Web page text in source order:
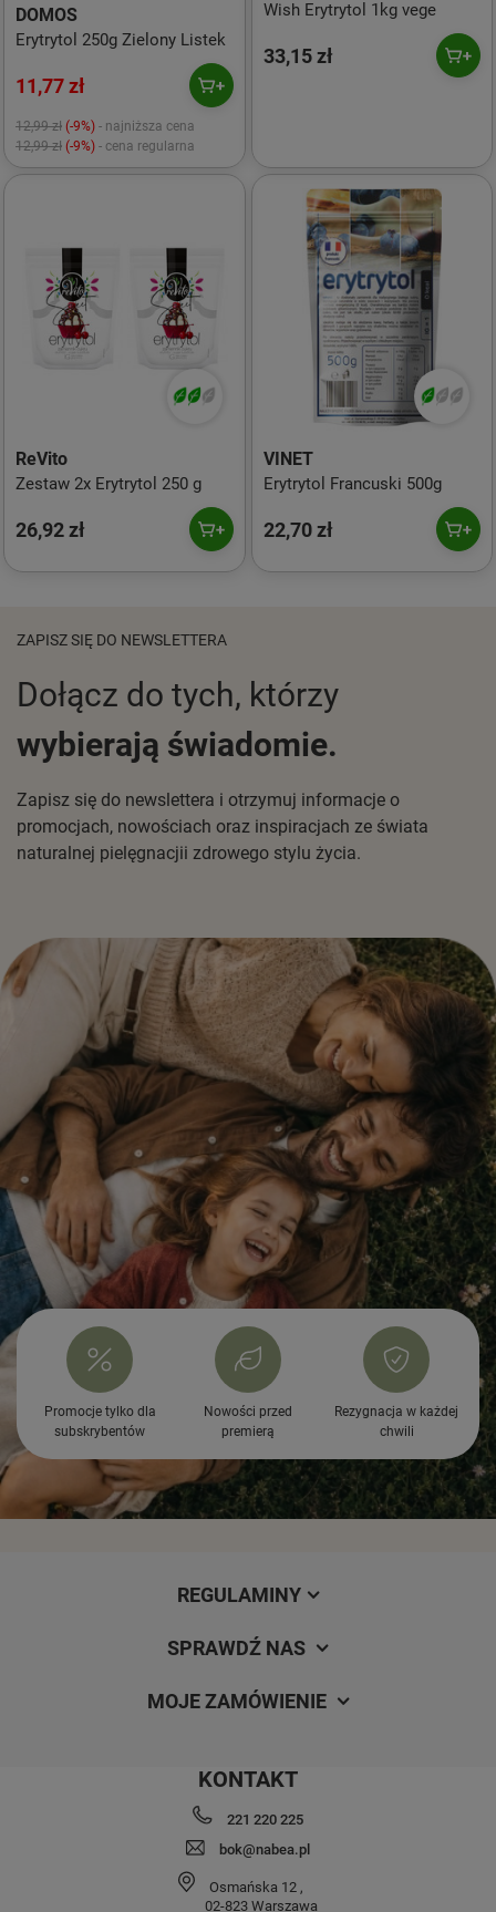
DOMOS
Erytrytol 250g Zielony Listek
11,77 zł
12,99 zł (-9%) - najniższa cena
12,99 zł (-9%) - cena regularna
Wish Erytrytol 1kg vege
33,15 zł
ReVito
Zestaw 2x Erytrytol 250 g
26,92 zł
VINET
Erytrytol Francuski 500g
22,70 zł
ZAPISZ SIĘ DO NEWSLETTERA
Dołącz do tych, którzy
wybierają świadomie.
Zapisz się do newslettera i otrzymuj informacje o
promocjach, nowościach oraz inspiracjach ze świata
naturalnej pielęgnacjii zdrowego stylu życia.
Promocje tylko dla
subskrybentów
Nowości przed
premierą
Rezygnacja w każdej
chwili
REGULAMINY
SPRAWDŹ NAS
MOJE ZAMÓWIENIE
KONTAKT
221 220 225
bok@nabea.pl
Osmańska 12 ,
02-823 Warszawa